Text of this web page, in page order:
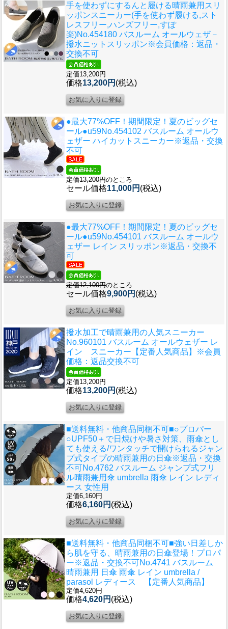
手を使わずにするんと履ける晴雨兼用スリ
ッポンスニーカー(手を使わず履ける,スト
レスフリー,ハンズフリー,すぽ
楽)No.454180 バスルーム オールウェザ－
撥水ニットスリッポン※会員価格：返品・
交換不可
定価13,200円
価格13,200円 (税込)
●最大77%OFF！期間限定！夏のビッグセ
ール●u59No.454102 バスルーム オールウ
ェザー ハイカットスニーカー※返品・交換
不可
定価13,200円のところ
セール価格11,000円 (税込)
●最大77%OFF！期間限定！夏のビッグセ
ール●u59No.454101 バスルーム オールウ
ェザー レイン スリッポン※返品・交換不
可
定価12,100円のところ
セール価格9,900円 (税込)
撥水加工で晴雨兼用の人気スニーカー
No.960101 バスルーム オールウェザー レ
イン スニーカー【定番人気商品】※会員
価格：返品交換不可
定価13,200円
価格13,200円 (税込)
■送料無料・他商品同梱不可■○プロパー
○UPF50＋で日焼けや暑さ対策、雨傘とし
ても使える/ワンタッチで開けられるジャン
プ式タイプの晴雨兼用の日傘※返品・交換
不可No.4762 バスルーム ジャンプ式フリ
ル晴雨兼用傘 umbrella 雨傘 レイン レディ
ース 女性用
定価6,160円
価格6,160円 (税込)
■送料無料・他商品同梱不可■強い日差しか
ら肌を守る、晴雨兼用の日傘登場！プロパ
ー※返品・交換不可No.4741 バスルーム
晴雨兼用 日傘 雨傘 レイン umbrella /
parasol レディース 【定番人気商品】
定価4,620円
価格4,620円 (税込)